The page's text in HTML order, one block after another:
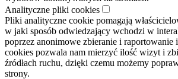
Analityczne pliki cookies
Pliki analityczne cookie pomagają
w jaki sposób odwiedzający wchodzi w
poprzez anonimowe zbieranie i raportowanie
cookies pozwala nam mierzyć ilość wizyt i
źródłach ruchu, dzięki czemu możemy
strony.